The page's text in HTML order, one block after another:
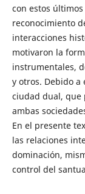
con estos
reconocimiento
interacciones
motivaron la
instrumentales,
y otros. Debido a
ciudad dual, que
ambas
En el presente
las relaciones
dominación,
control del